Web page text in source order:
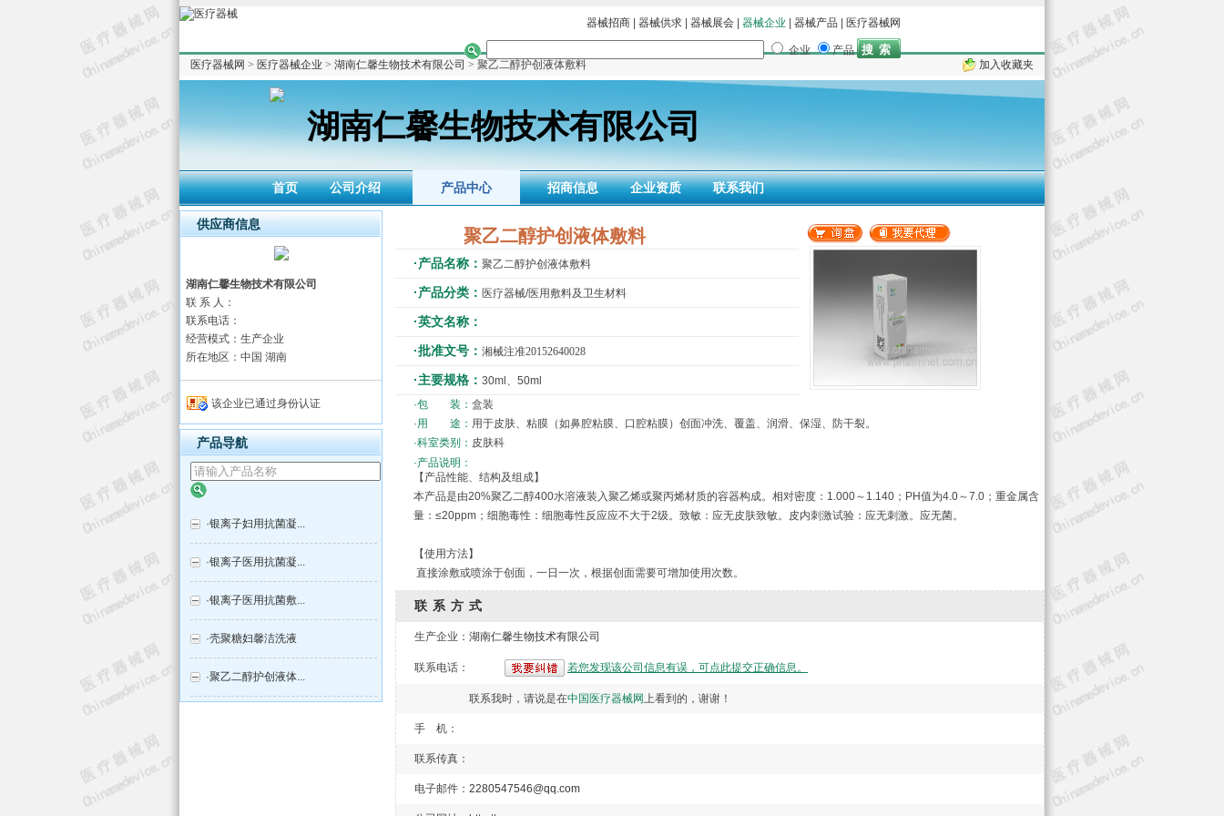
器械招商 器械供求 器械展会 器械企业 器械产品 医疗器械网
企业
产品
医疗器械网 > 医疗器械企业 > 湖南仁馨生物技术有限公司 > 聚乙二醇护创液体敷料 加入收藏夹
湖南仁馨生物技术有限公司
首页 公司介绍 产品中心 招商信息 企业资质 联系我们
聚乙二醇护创液体敷料
·产品名称： 聚乙二醇护创液体敷料
·产品分类： 医疗器械/医用敷料及卫生材料
·英文名称：
·批准文号： 湘械注准20152640028
·主要规格： 30ml、50ml
·包 装： 盒装
·用 途： 用于皮肤、粘膜（如鼻腔粘膜、口腔粘膜）创面冲洗、覆盖、润滑、保湿、防干裂。
·科室类别： 皮肤科
·产品说明：
【产品性能、结构及组成】
本产品是由20%聚乙二醇400水溶液装入聚乙烯或聚丙烯材质的容器构成。相对密度：1.000～1.140；PH值为4.0～7.0；重金属含
量：≤20ppm；细胞毒性：细胞毒性反应应不大于2级。致敏：应无皮肤致敏。皮内刺激试验：应无刺激。应无菌。
【使用方法】
直接涂敷或喷涂于创面，一日一次，根据创面需要可增加使用次数。
联系方式
生产企业： 湖南仁馨生物技术有限公司
联系电话： 若您发现该公司信息有误，可点此提交正确信息。
联系我时，请说是在中国医疗器械网上看到的，谢谢！
手 机：
联系传真：
电子邮件： 2280547546@qq.com
供应商信息
湖南仁馨生物技术有限公司
联 系 人：
联系电话：
经营模式：生产企业
所在地区：中国 湖南
该企业已通过身份认证
产品导航
·银离子妇用抗菌凝...
·银离子医用抗菌凝...
·银离子医用抗菌敷...
·壳聚糖妇馨洁洗液
·聚乙二醇护创液体...